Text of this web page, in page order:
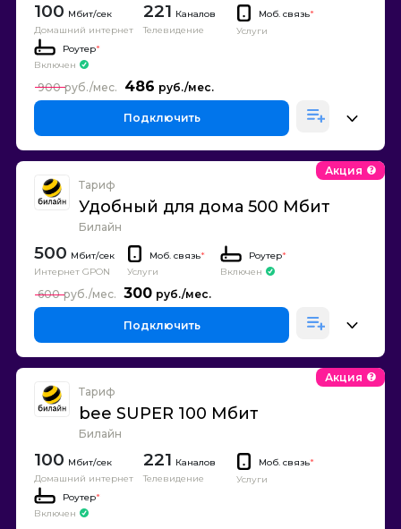
100
Домашний интернет
221 Каналов
Телевидение
Моб. связь*
Услуги
Роутер*
Включен
486
900
Подключить
Тариф
Удобный для дома 500 Мбит
Билайн
Акция
500
Интернет GPON
Моб. связь*
Услуги
Роутер*
Включен
300
600
Подключить
Тариф
bee SUPER 100 Мбит
Билайн
Акция
100
Домашний интернет
221 Каналов
Телевидение
Моб. связь*
Услуги
Роутер*
Включен